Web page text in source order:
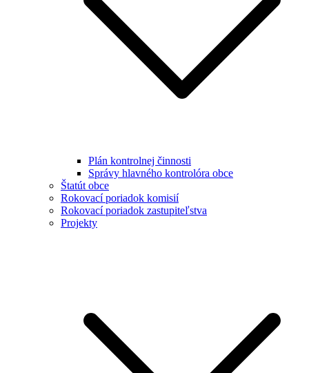
Plán kontrolnej činnosti
Správy hlavného kontrolóra obce
Štatút obce
Rokovací poriadok komisií
Rokovací poriadok zastupiteľstva
Projekty